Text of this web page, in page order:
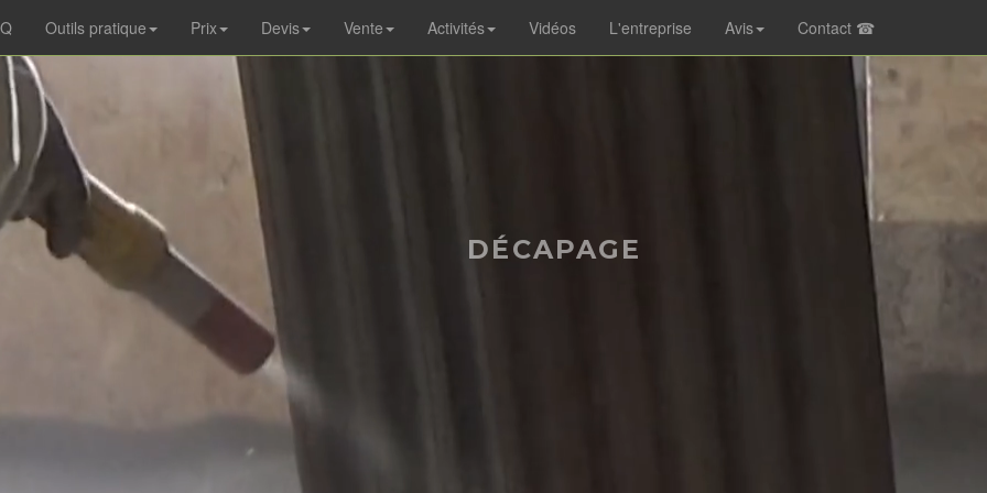
Outils pratique Prix Devis Vente Activités Vidéos L'entreprise Avis Contact ☎